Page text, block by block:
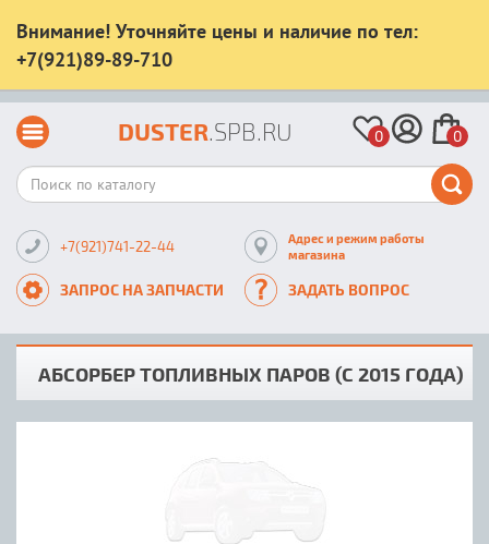
Внимание! Уточняйте цены и наличие по тел:
+7(921)89-89-710
DUSTER.SPB.RU 0 0
+7(921)741-22-44
Адрес и режим работы
магазина
ЗАПРОС НА ЗАПЧАСТИ ЗАДАТЬ ВОПРОС
АБСОРБЕР ТОПЛИВНЫХ ПАРОВ (С 2015 ГОДА)